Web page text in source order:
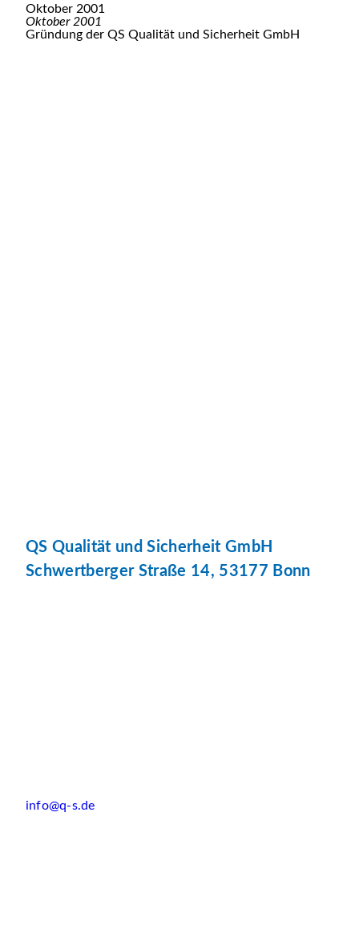
Oktober 2001
Oktober 2001
Gründung der QS Qualität und Sicherheit GmbH
QS Qualität und Sicherheit GmbH
Schwertberger Straße 14, 53177 Bonn
info@q-s.de